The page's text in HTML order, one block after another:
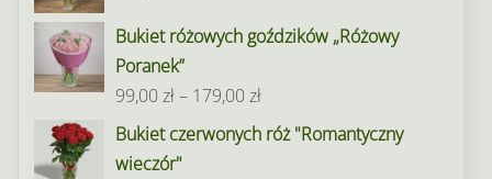
do
Bukiet różowych goździków „Różowy
Poranek”
99,00zł– 179,00złZakres
cen:
Bukiet czerwonych róż "Romantyczny
wieczór"